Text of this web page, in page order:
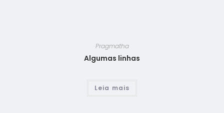
Pragmatha
Algumas linhas
Leia mais